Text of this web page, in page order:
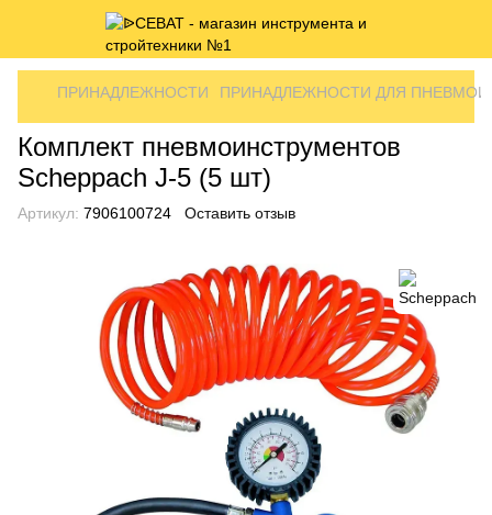
ПРИНАДЛЕЖНОСТИ ПРИНАДЛЕЖНОСТИ ДЛЯ
Комплект пневмоинструментов
Scheppach J-5 (5 шт)
Артикул: 7906100724 Оставить отзыв